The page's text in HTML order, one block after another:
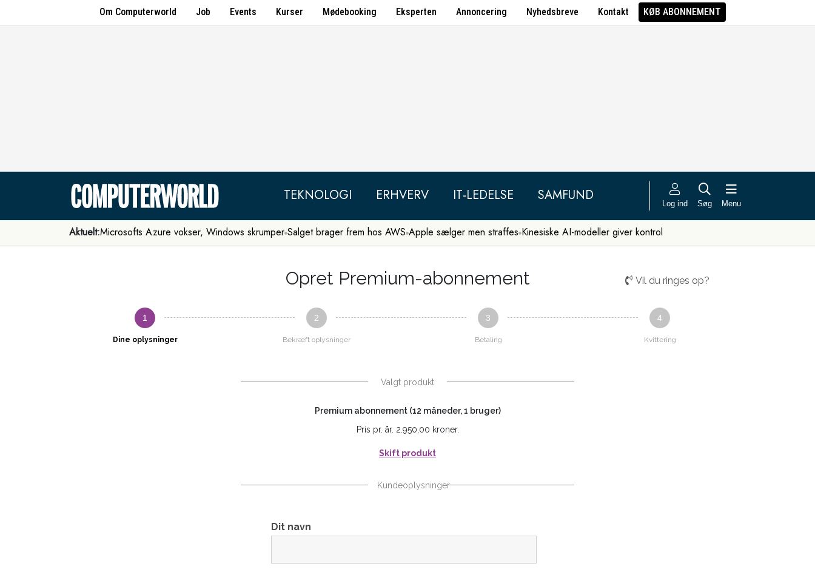
Om Computerworld Job Events Kurser Mødebooking Eksperten Annoncering Nyhedsbreve Kontakt KØB ABONNEMENT
TEKNOLOGI ERHVERV IT-LEDELSE SAMFUND Log ind Søg Menu
Aktuelt:Microsofts Azure vokser, Windows skrumper Salget brager frem hos AWS Apple sælger men straffes Kinesiske AI-modeller giver kontrol
Opret Premium-abonnement Vil du ringes op?
1
Dine oplysninger
2
Bekræft oplysninger
3
Betaling
4
Kvittering
Valgt produkt
Premium abonnement (12 måneder, 1 bruger)
Pris pr. år. 2.950,00 kroner.
Skift produkt
Kundeoplysninger
Dit navn